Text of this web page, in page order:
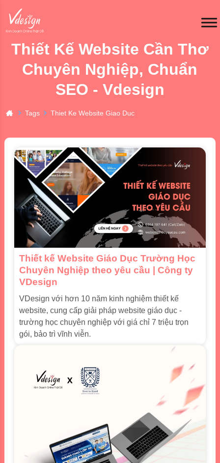
Thiết Kế Website Cần Thơ
Chuyên Nghiệp, Chuẩn
SEO - Vdesign
Tags Thiet Ke Website Giao Duc
Thiết kế Website Giáo Dục Trường Học
Chuyên Nghiệp theo yêu cầu | Công ty
VDesign
VDesign với hơn 10 năm kinh nghiệm thiết kế
website, cung cấp giải pháp website giáo dục -
trường học chuyên nghiệp với giá chỉ 7 triệu trọn
gói, bảo trì vĩnh viễn.